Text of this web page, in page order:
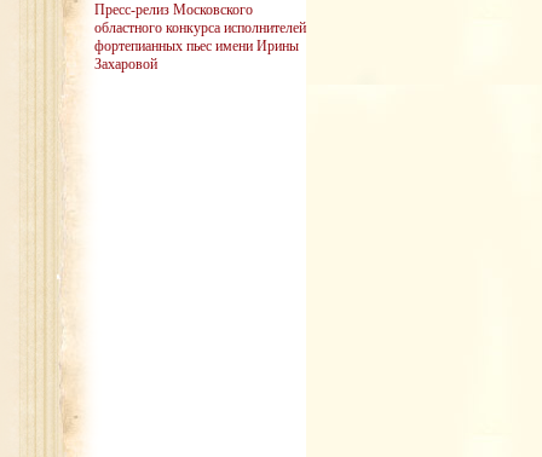
Пресс-релиз Московского
областного конкурса исполнителей
фортепианных пьес имени Ирины
Захаровой